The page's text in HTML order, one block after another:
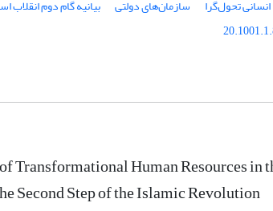
تحول‌گرا سازمان‌های دولتی بیانیه گام دوم انقلاب
Human Resources in
Second Step of the Islamic Revolution